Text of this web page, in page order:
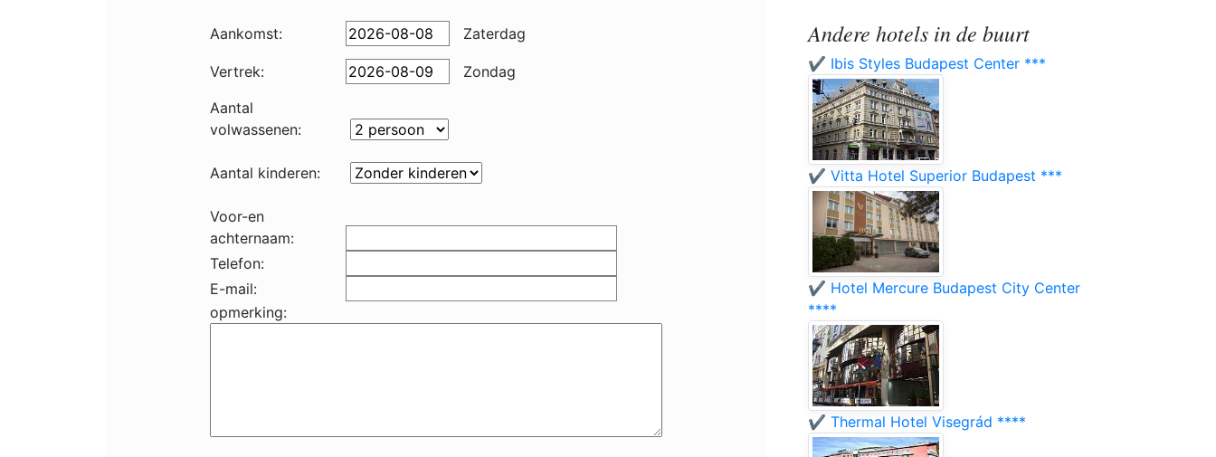
Aankomst: Zaterdag
Vertrek:
Zondag
Aantal
volwassenen:
Aantal kinderen:
Voor-en
achternaam:
Telefon:
E-mail:
opmerking:
Andere hotels in de buurt
✔️ Ibis Styles Budapest Center ***
✔️ Vitta Hotel Superior Budapest ***
✔️ Hotel Mercure Budapest City Center
****
✔️ Thermal Hotel Visegrád ****